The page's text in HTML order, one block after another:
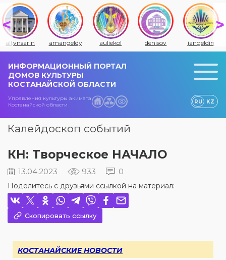
amangeldy auliekol denisov jangeldin jitiqara
ИНФОРМАЦИОННЫЙ ПОРТАЛ
ДОМОВ КУЛЬТУРЫ
КОСТАНАЙСКОЙ ОБЛАСТИ
Управления культуры акимата
Костанайской области
RU KZ
Калейдоскоп событий
КН: Творческое НАЧАЛО
13.04.2023 933 0
Поделитесь с друзьями ссылкой на материал:
Скопировать ссылку
КОСТАНАЙСКИЕ НОВОСТИ